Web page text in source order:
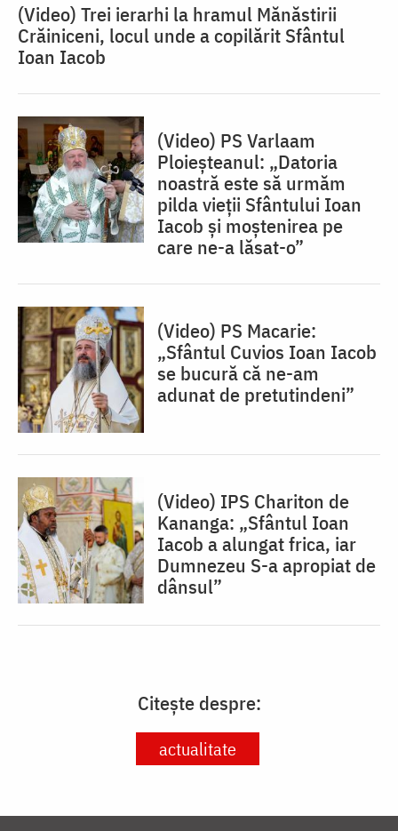
(Video) Trei ierarhi la hramul Mănăstirii
Crăiniceni, locul unde a copilărit Sfântul
Ioan Iacob
(Video) PS Varlaam
Ploieșteanul: „Datoria
noastră este să urmăm
pilda vieții Sfântului Ioan
Iacob și moștenirea pe
care ne-a lăsat-o”
(Video) PS Macarie:
„Sfântul Cuvios Ioan Iacob
se bucură că ne-am
adunat de pretutindeni”
(Video) IPS Chariton de
Kananga: „Sfântul Ioan
Iacob a alungat frica, iar
Dumnezeu S-a apropiat de
dânsul”
Citește despre:
actualitate